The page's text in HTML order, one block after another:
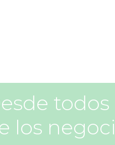
todos
los